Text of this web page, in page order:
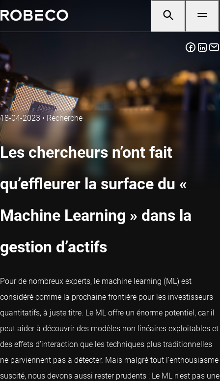
18-04-2023 • Recherche
Les chercheurs n’ont fait
qu’effleurer la surface du «
Machine Learning » dans la
gestion d’actifs
Pour de nombreux experts, le machine learning (ML) est
considéré comme la prochaine frontière pour les investisseurs
quantitatifs, à juste titre. Le ML offre un énorme potentiel, car il
peut aider à découvrir des modèles non linéaires exploitables et
des effets d’interaction que les techniques plus traditionnelles
ne parviennent pas à détecter. Mais malgré tout l’enthousiasme
suscité, nous devons aussi rester prudents : Le ML n’est pas une